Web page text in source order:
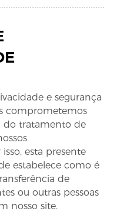
e segurança
comprometemos
do tratamento de
esta presente
estabelece como é
de
ou outras pessoas
nosso site.